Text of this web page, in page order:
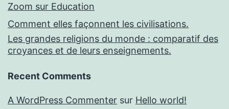
Zoom sur Education
Comment elles façonnent les civilisations.
Les grandes religions du monde : comparatif des
croyances et de leurs enseignements.
Recent Comments
A WordPress Commenter sur Hello world!